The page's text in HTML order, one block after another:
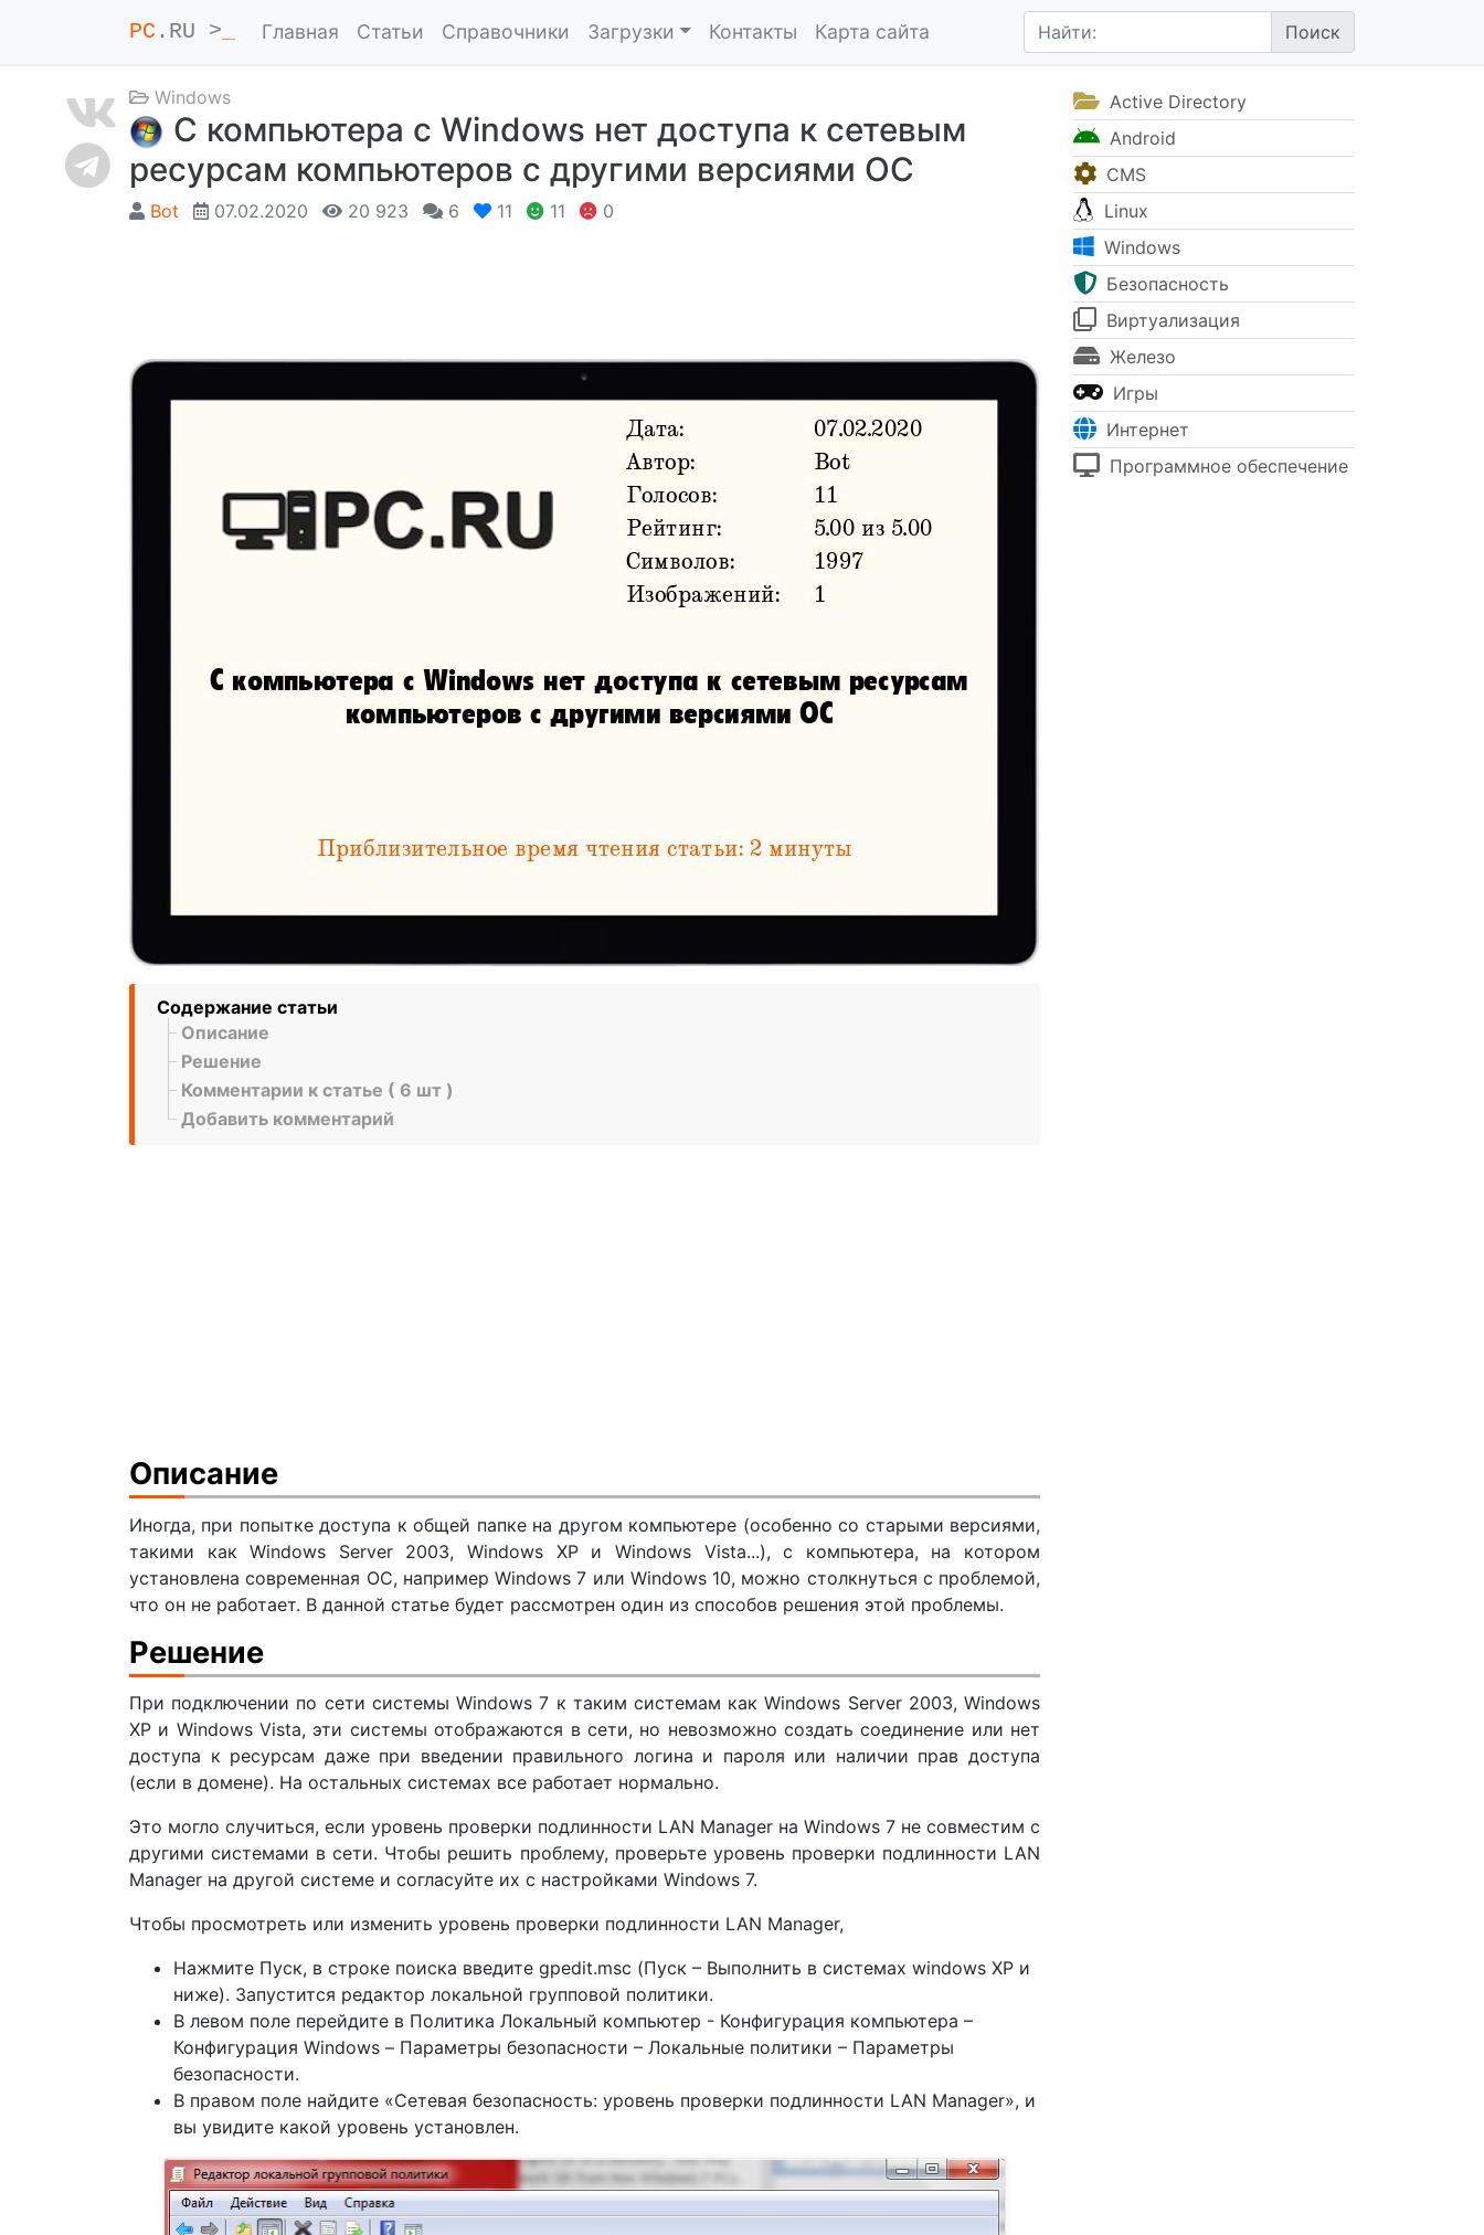
PC .RU > Главная Статьи Справочники Загрузки Контакты Карта сайта
Windows
С компьютера с Windows нет доступа к сетевым
ресурсам компьютеров с другими версиями ОС
Bot 07.02.2020 20 923 6 11 11 0
Содержание статьи
Описание
Решение
Комментарии к статье ( 6 шт )
Добавить комментарий
Описание
Иногда, при попытке доступа к общей папке на другом компьютере (особенно со старыми версиями,
такими как Windows Server 2003, Windows XP и Windows Vista...), с компьютера, на котором
установлена современная ОС, например Windows 7 или Windows 10, можно столкнуться с проблемой,
что он не работает. В данной статье будет рассмотрен один из способов решения этой проблемы.
Решение
При подключении по сети системы Windows 7 к таким системам как Windows Server 2003, Windows
XP и Windows Vista, эти системы отображаются в сети, но невозможно создать соединение или нет
доступа к ресурсам даже при введении правильного логина и пароля или наличии прав доступа
(если в домене). На остальных системах все работает нормально.
Это могло случиться, если уровень проверки подлинности LAN Manager на Windows 7 не совместим с
другими системами в сети. Чтобы решить проблему, проверьте уровень проверки подлинности LAN
Manager на другой системе и согласуйте их с настройками Windows 7.
Чтобы просмотреть или изменить уровень проверки подлинности LAN Manager,
Нажмите Пуск, в строке поиска введите gpedit.msc (Пуск – Выполнить в системах windows XP и
ниже). Запустится редактор локальной групповой политики.
В левом поле перейдите в Политика Локальный компьютер - Конфигурация компьютера –
Конфигурация Windows – Параметры безопасности – Локальные политики – Параметры
безопасности.
В правом поле найдите «Сетевая безопасность: уровень проверки подлинности LAN Manager», и
вы увидите какой уровень установлен.
Active Directory
Android
CMS
Linux
Windows
Безопасность
Виртуализация
Железо
Игры
Интернет
Программное обеспечение